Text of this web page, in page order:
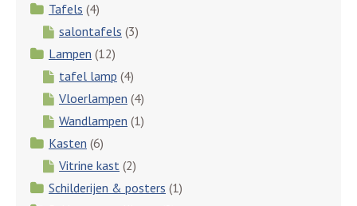
Tafels (4)
salontafels (3)
Lampen (12)
tafel lamp (4)
Vloerlampen (4)
Wandlampen (1)
Kasten (6)
Vitrine kast (2)
Schilderijen & posters (1)